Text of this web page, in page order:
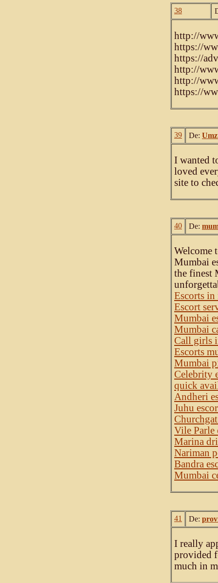
38
http://
https://
https://
http://
http://
https://
39 De:
I wanted
loved
site to
40 De:
Welcome
Mumbai
the finest
Escorts in
Escort
Mumbai
Mumbai
Call girls
Escorts
Mumbai
Celebrity
quick
Andheri
Juhu
Vile Parle
Marina
Nariman
Bandra
Mumbai
41 De:
I really
provided
much in